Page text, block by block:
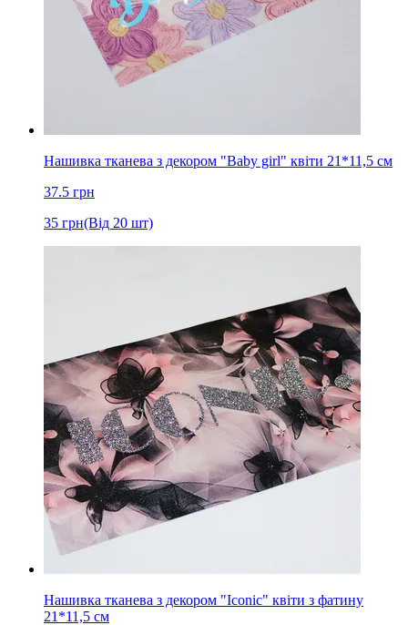
Нашивка тканева з декором "Baby girl" квіти 21*11,5 см
37.5 грн
35 грн(Від 20 шт)
Нашивка тканева з декором "Iconic" квіти з фатину
21*11,5 см